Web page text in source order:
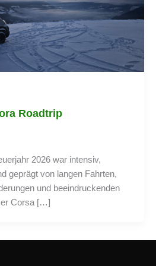
Roadtrip
2026 war intensiv,
geprägt von langen Fahrten,
und beeindruckenden
Corsa […]